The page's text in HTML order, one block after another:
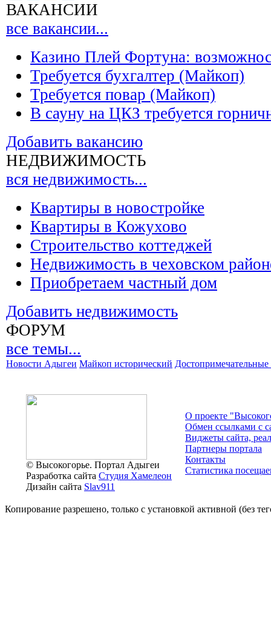
ВАКАНСИИ
все вакансии...
Казино Плей Фортуна:
Требуется бухгалтер (Майкоп)
Требуется повар (Майкоп)
В сауну на ЦКЗ требуется
Добавить вакансию
НЕДВИЖИМОСТЬ
вся недвижимость...
Квартиры в новостройке
Квартиры в Кожухово
Строительство коттеджей
Недвижимость в чеховском
Приобретаем частный дом
Добавить недвижимость
ФОРУМ
все темы...
Новости Адыгеи Майкоп исторический Достопримечательные
© Высокогорье. Портал Адыгеи
Разработка сайта Студия Хамелеон
Дизайн сайта Slav911
О проекте
Обмен ссылками c
Виджеты сайта,
Партнеры портала
Контакты
Статистика
Копирование разрешено, только с установкой активной (без